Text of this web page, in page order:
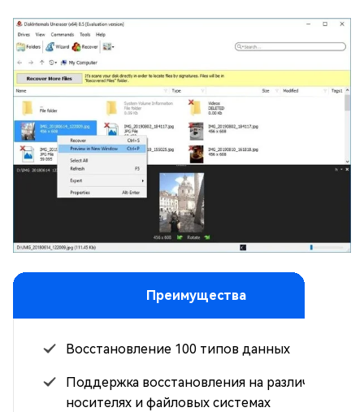
Преимущества
Восстановление 100 типов данных
Поддержка восстановления на различных
носителях и файловых системах